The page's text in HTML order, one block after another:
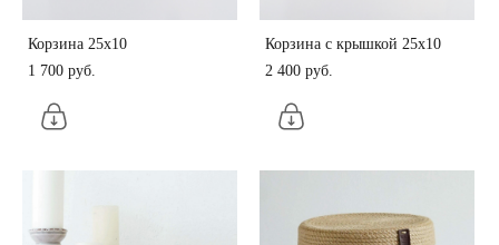
Корзина 25х10
1 700 pуб.
Корзина с крышкой 25х10
2 400 pуб.